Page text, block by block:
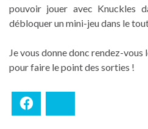
pouvoir jouer avec Knuckles
débloquer un mini-jeu dans le
Je vous donne donc rendez-
pour faire le point des sorties !